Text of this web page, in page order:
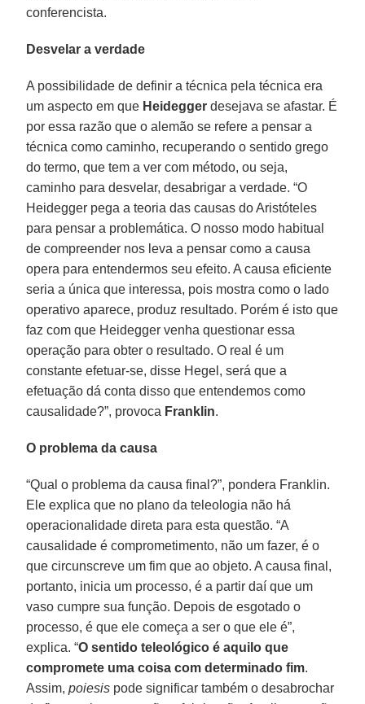
conferencista.
Desvelar a verdade
A possibilidade de definir a técnica pela técnica era
um aspecto em que Heidegger desejava se afastar. É
por essa razão que o alemão se refere a pensar a
técnica como caminho, recuperando o sentido grego
do termo, que tem a ver com método, ou seja,
caminho para desvelar, desabrigar a verdade. “O
Heidegger pega a teoria das causas do Aristóteles
para pensar a problemática. O nosso modo habitual
de compreender nos leva a pensar como a causa
opera para entendermos seu efeito. A causa eficiente
seria a única que interessa, pois mostra como o lado
operativo aparece, produz resultado. Porém é isto que
faz com que Heidegger venha questionar essa
operação para obter o resultado. O real é um
constante efetuar-se, disse Hegel, será que a
efetuação dá conta disso que entendemos como
causalidade?”, provoca Franklin.
O problema da causa
“Qual o problema da causa final?”, pondera Franklin.
Ele explica que no plano da teleologia não há
operacionalidade direta para esta questão. “A
causalidade é comprometimento, não um fazer, é o
que circunscreve um fim que ao objeto. A causa final,
portanto, inicia um processo, é a partir daí que um
vaso cumpre sua função. Depois de esgotado o
processo, é que ele começa a ser o que ele é”,
explica. “O sentido teleológico é aquilo que
compromete uma coisa com determinado fim.
Assim,poiesis pode significar também o desabrochar